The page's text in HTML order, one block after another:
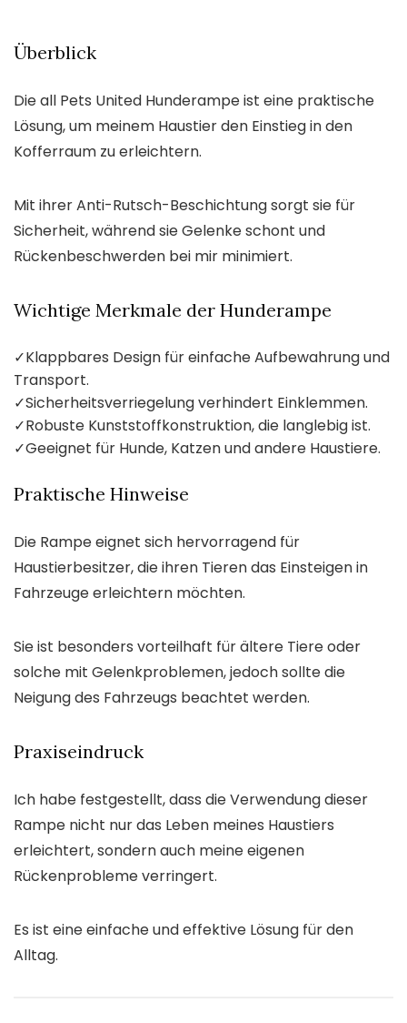
Überblick
Die all Pets United Hunderampe ist eine praktische
Lösung, um meinem Haustier den Einstieg in den
Kofferraum zu erleichtern.
Mit ihrer Anti-Rutsch-Beschichtung sorgt sie für
Sicherheit, während sie Gelenke schont und
Rückenbeschwerden bei mir minimiert.
Wichtige Merkmale der Hunderampe
✓Klappbares Design für einfache Aufbewahrung und
Transport.
✓Sicherheitsverriegelung verhindert Einklemmen.
✓Robuste Kunststoffkonstruktion, die langlebig ist.
✓Geeignet für Hunde, Katzen und andere Haustiere.
Praktische Hinweise
Die Rampe eignet sich hervorragend für
Haustierbesitzer, die ihren Tieren das Einsteigen in
Fahrzeuge erleichtern möchten.
Sie ist besonders vorteilhaft für ältere Tiere oder
solche mit Gelenkproblemen, jedoch sollte die
Neigung des Fahrzeugs beachtet werden.
Praxiseindruck
Ich habe festgestellt, dass die Verwendung dieser
Rampe nicht nur das Leben meines Haustiers
erleichtert, sondern auch meine eigenen
Rückenprobleme verringert.
Es ist eine einfache und effektive Lösung für den
Alltag.